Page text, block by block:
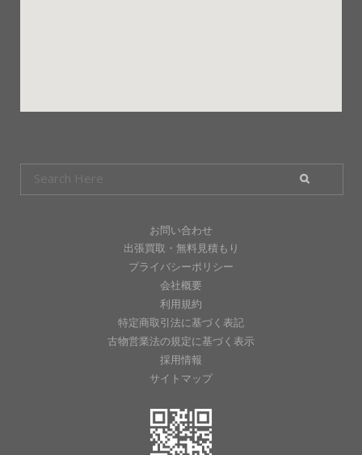
お問い合わせ
出張買取・無料見積もり
プライバシーポリシー
会社概要
利用規約
特定商取引法に基づく表記
古物営業法の規定に基づく表示
採用情報
サイトマップ